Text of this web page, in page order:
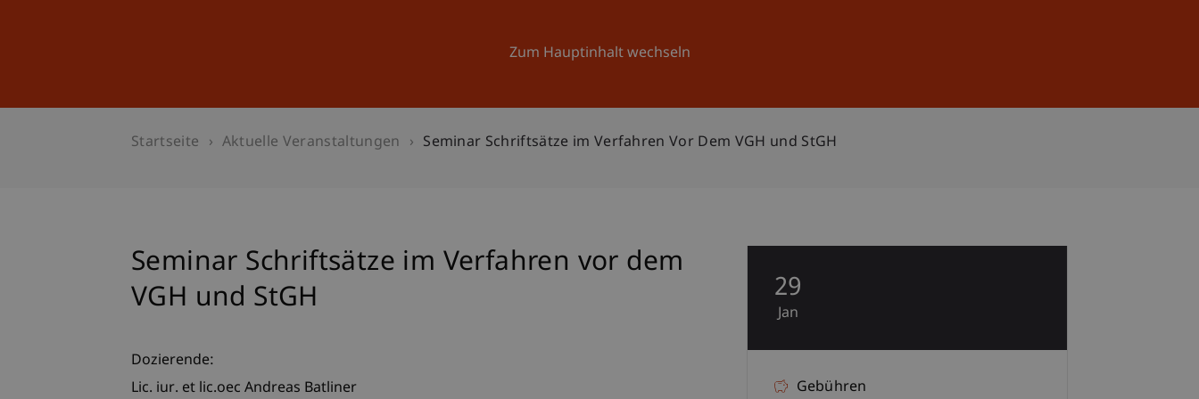
Zum Hauptinhalt wechseln
Universität Aktuelles
Startseite Aktuelle Veranstaltungen Seminar Schriftsätze im Verfahren Vor Dem VGH und StGH
Seminar Schriftsätze im Verfahren vor dem
VGH und StGH
Dozierende:
Lic. iur. et lic.oec Andreas Batliner
29
Jan
Gebühren